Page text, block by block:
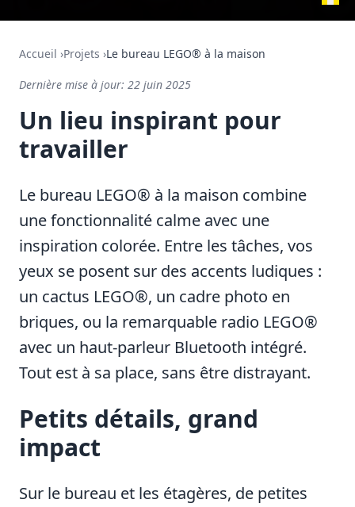
Accueil ›Projets ›Le bureau LEGO® à la maison
Dernière mise à jour: 22 juin 2025
Un lieu inspirant pour
travailler
Le bureau LEGO® à la maison combine
une fonctionnalité calme avec une
inspiration colorée. Entre les tâches, vos
yeux se posent sur des accents ludiques :
un cactus LEGO®, un cadre photo en
briques, ou la remarquable radio LEGO®
avec un haut-parleur Bluetooth intégré.
Tout est à sa place, sans être distrayant.
Petits détails, grand
impact
Sur le bureau et les étagères, de petites